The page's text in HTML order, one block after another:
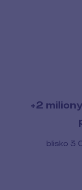
+2
blisko 3